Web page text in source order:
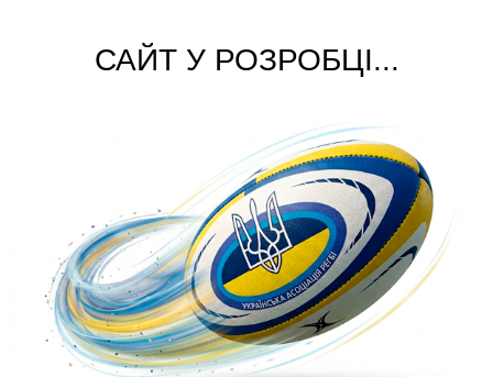
САЙТ У РОЗРОБЦІ...